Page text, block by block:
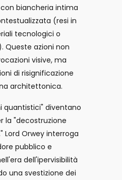
biancheria intima
(resi in
tecnologici o
Queste azioni non
visive, ma
di risignificazione
architettonica.
quantistici" diventano
la "decostruzione
Lord Orwey interroga
pubblico e
dell'ipervisibilità
una svestizione dei